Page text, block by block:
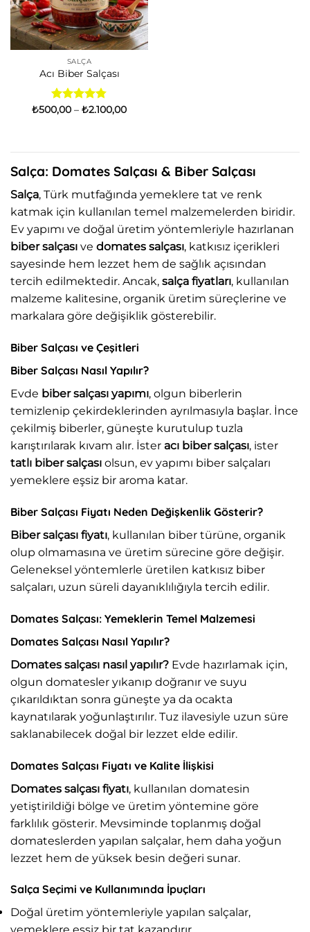
SALÇA
Acı Biber Salçası
5
₺500,00 – ₺2.100,00Fiyat
Salça: Domates Salçası & Biber Salçası
Salça, Türk mutfağında yemeklere tat ve renk
katmak için kullanılan temel malzemelerden biridir.
Ev yapımı ve doğal üretim yöntemleriyle hazırlanan
biber salçası ve domates salçası, katkısız içerikleri
sayesinde hem lezzet hem de sağlık açısından
tercih edilmektedir. Ancak, salça fiyatları, kullanılan
malzeme kalitesine, organik üretim süreçlerine ve
markalara göre değişiklik gösterebilir.
Biber Salçası ve Çeşitleri
Biber Salçası Nasıl Yapılır?
Evde biber salçası yapımı, olgun biberlerin
temizlenip çekirdeklerinden ayrılmasıyla başlar. İnce
çekilmiş biberler, güneşte kurutulup tuzla
karıştırılarak kıvam alır. İster acı biber salçası, ister
tatlı biber salçası olsun, ev yapımı biber salçaları
yemeklere eşsiz bir aroma katar.
Biber Salçası Fiyatı Neden Değişkenlik Gösterir?
Biber salçası fiyatı, kullanılan biber türüne, organik
olup olmamasına ve üretim sürecine göre değişir.
Geleneksel yöntemlerle üretilen katkısız biber
salçaları, uzun süreli dayanıklılığıyla tercih edilir.
Domates Salçası: Yemeklerin Temel Malzemesi
Domates Salçası Nasıl Yapılır?
Domates salçası nasıl yapılır? Evde hazırlamak için,
olgun domatesler yıkanıp doğranır ve suyu
çıkarıldıktan sonra güneşte ya da ocakta
kaynatılarak yoğunlaştırılır. Tuz ilavesiyle uzun süre
saklanabilecek doğal bir lezzet elde edilir.
Domates Salçası Fiyatı ve Kalite İlişkisi
Domates salçası fiyatı, kullanılan domatesin
yetiştirildiği bölge ve üretim yöntemine göre
farklılık gösterir. Mevsiminde toplanmış doğal
domateslerden yapılan salçalar, hem daha yoğun
lezzet hem de yüksek besin değeri sunar.
Salça Seçimi ve Kullanımında İpuçları
Doğal üretim yöntemleriyle yapılan salçalar,